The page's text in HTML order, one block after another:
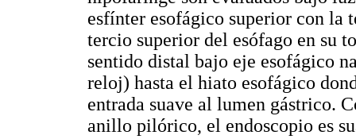
esfínter esofágico superior con la
tercio superior del esófago en su
sentido distal bajo eje esofágico
reloj) hasta el hiato esofágico
entrada suave al lumen gástrico.
anillo pilórico, el endoscopio es